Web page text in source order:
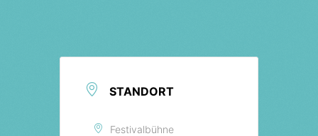
STANDORT
Festivalbühne